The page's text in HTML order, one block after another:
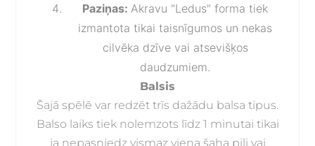
Paziņas: Akravu "Ledus" forma tiek
izmantota tikai taisnīgumos un nekas
cilvēka dzīve vai atsevišķos
daudzumiem.
Balsis
Šajā spēlē var redzēt trīs dažādu balsa tipus.
Balso laiks tiek nolemzots līdz 1 minutai tikai
ja nepasniedz vismaz viena šaha pili vai